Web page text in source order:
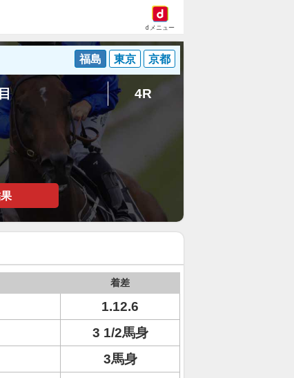
dメニュー
福島 東京 京都
4R
着差
1.12.6
3 1/2馬身
3馬身